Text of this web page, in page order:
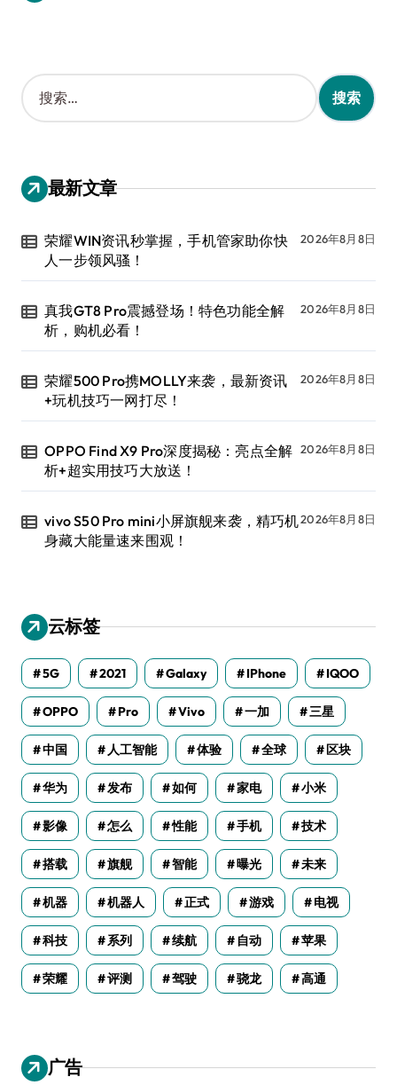
搜
索
：
最新文章
荣耀WIN资讯秒掌握，手机管家助你快
人一步领风骚！
2026年8月8日
真我GT8 Pro震撼登场！特色功能全解
析，购机必看！
2026年8月8日
荣耀500 Pro携MOLLY来袭，最新资讯
+玩机技巧一网打尽！
2026年8月8日
OPPO Find X9 Pro深度揭秘：亮点全解
析+超实用技巧大放送！
2026年8月8日
vivo S50 Pro mini小屏旗舰来袭，精巧机
身藏大能量速来围观！
2026年8月8日
云标签
5G 2021 Galaxy IPhone IQOO
OPPO Pro Vivo 一加 三星
中国 人工智能 体验 全球 区块
华为 发布 如何 家电 小米
影像 怎么 性能 手机 技术
搭载 旗舰 智能 曝光 未来
机器 机器人 正式 游戏 电视
科技 系列 续航 自动 苹果
荣耀 评测 驾驶 骁龙 高通
广告